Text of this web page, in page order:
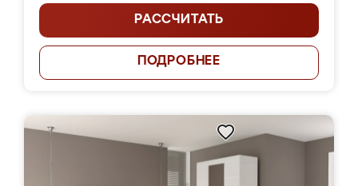
РАССЧИТАТЬ
ПОДРОБНЕЕ